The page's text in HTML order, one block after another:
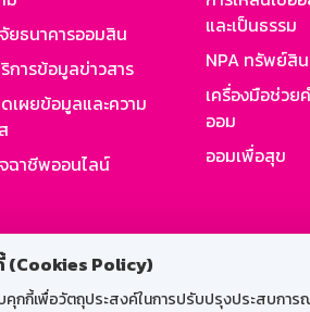
(Cookies Policy)
บคุกกี้เพื่อวัตถุประสงค์ในการปรับปรุงประสบกา
ยธนาคารออมสิน
การข้อมูลข่าวสาร
เผยข้อมูลและความ
ฉาชีพออนไลน์
และเป็นธรรม
NPA ทรัพย์สิ
เครื่องมือช่วย
ออม
ออมเพื่อสุข